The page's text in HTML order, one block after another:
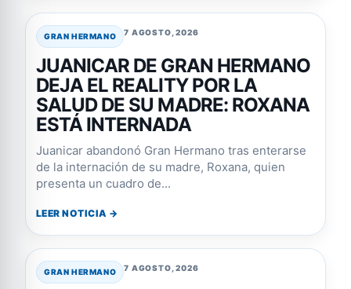
GRAN HERMANO 7 AGOSTO, 2026
JUANICAR DE GRAN HERMANO
DEJA EL REALITY POR LA
SALUD DE SU MADRE: ROXANA
ESTÁ INTERNADA
Juanicar abandonó Gran Hermano tras enterarse
de la internación de su madre, Roxana, quien
presenta un cuadro de...
LEER NOTICIA →
GRAN HERMANO 7 AGOSTO, 2026